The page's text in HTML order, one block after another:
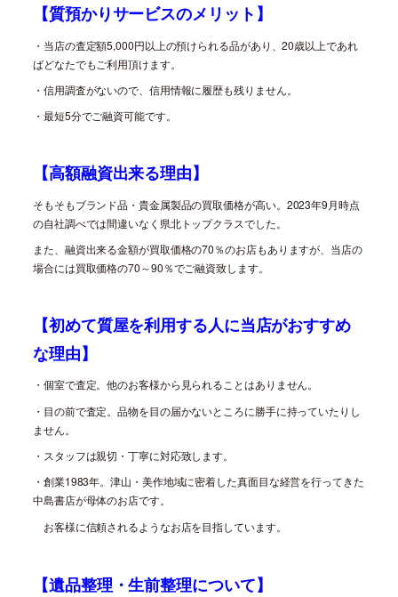
【質預かりサービスのメリット】
・当店の査定額5,000円以上の預けられる品があり、20歳以上であれ
ばどなたでもご利用頂けます。
・信用調査がないので、信用情報に履歴も残りません。
・最短5分でご融資可能です。
【高額融資出来る理由】
そもそもブランド品・貴金属製品の買取価格が高い。 2023年9月時点
の自社調べでは間違いなく県北トップクラスでした。
また、融資出来る金額が買取価格の70％のお店もありますが、当店の
場合には買取価格の70～90％でご融資致します。
【初めて質屋を利用する人に当店がおすすめ
な理由】
・個室で査定。他のお客様から見られることはありません。
・目の前で査定。品物を目の届かないところに勝手に持っていたりし
ません。
・スタッフは親切・丁寧に対応致します。
・創業1983年。津山・美作地域に密着した真面目な経営を行ってきた
中島書店が母体のお店です。
お客様に信頼されるようなお店を目指しています。
【遺品整理・生前整理について】